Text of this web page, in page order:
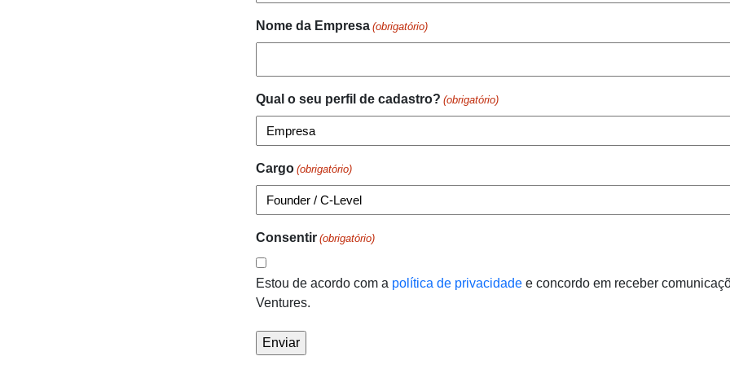
Nome da Empresa (obrigatório)
Qual o seu perfil de cadastro? (obrigatório)
Cargo (obrigatório)
Consentir (obrigatório)
Estou de acordo com a política de privacidade e concordo em receber
Ventures.